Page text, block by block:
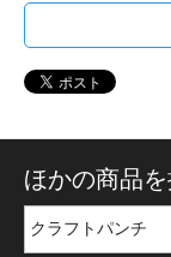
ほかの商品